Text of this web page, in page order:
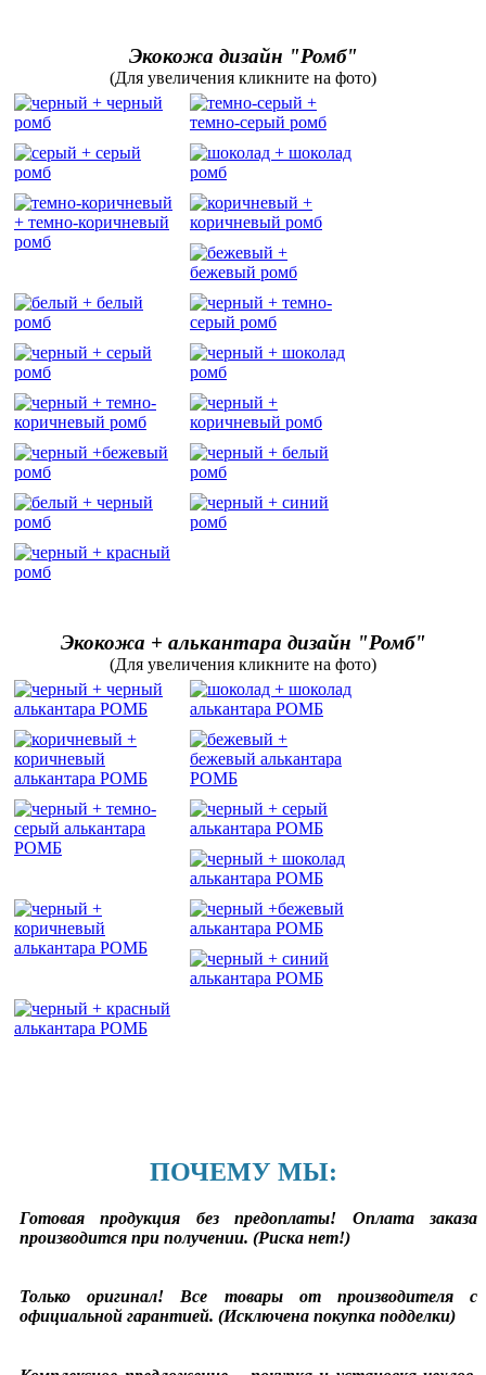
Экокожа дизайн "Ромб"
(Для увеличения кликните на фото)
Экокожа + алькантара дизайн "Ромб"
(Для увеличения кликните на фото)
ПОЧЕМУ МЫ:
Готовая продукция без предоплаты! Оплата заказа
производится при получении. (Риска нет!)
Только оригинал! Все товары от производителя с
официальной гарантией. (Исключена покупка подделки)